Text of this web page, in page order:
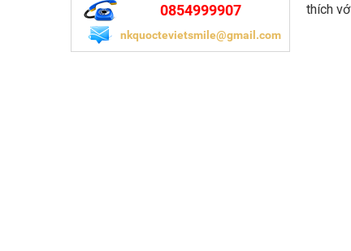
0854999907
nkquoctevietsmile@gmail.com
thích